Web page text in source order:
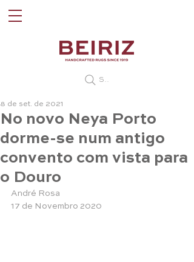
Search
No novo Neya Porto
dorme-se num antigo
convento com vista para
o Douro
8 de set. de 2021
André Rosa
17 de Novembro 2020